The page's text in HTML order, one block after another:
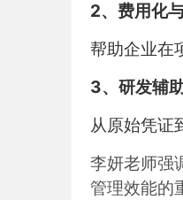
2、费用化
帮助企业在
3、研发辅
从原始凭证
李妍老师强
管理效能的